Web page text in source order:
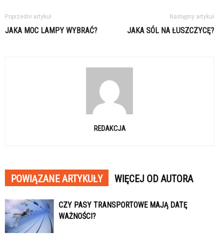
Poprzedni artykuł
JAKA MOC LAMPY WYBRAĆ?
Następny artykuł
JAKA SÓL NA ŁUSZCZYCĘ?
REDAKCJA
POWIĄZANE ARTYKUŁY WIĘCEJ OD AUTORA
CZY PASY TRANSPORTOWE MAJĄ DATĘ
WAŻNOŚCI?